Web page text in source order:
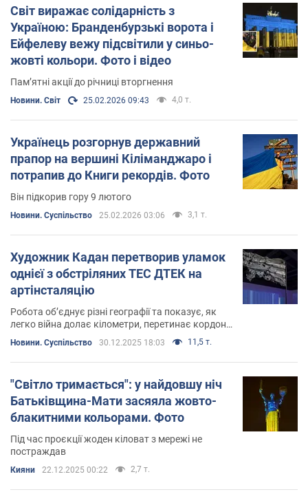
Світ виражає солідарність з
Україною: Бранденбурзькі ворота і
Ейфелеву вежу підсвітили у синьо-
жовті кольори. Фото і відео
Пам’ятні акції до річниці вторгнення
Новини. Світ 25.02.2026 09:43 4,0 т.
Українець розгорнув державний
прапор на вершині Кіліманджаро і
потрапив до Книги рекордів. Фото
Він підкорив гору 9 лютого
Новини. Суспільство 25.02.2026 03:06 3,1 т.
Художник Кадан перетворив уламок
однієї з обстріляних ТЕС ДТЕК на
артінсталяцію
Робота обʼєднує різні географії та показує, як
легко війна долає кілометри, перетинає кордони
та як вона вміє опинитись близько
Новини. Суспільство 30.12.2025 18:03 11,5 т.
"Світло тримається": у найдовшу ніч
Батьківщина-Мати засяяла жовто-
блакитними кольорами. Фото
Під час проєкції жоден кіловат з мережі не
постраждав
Кияни 22.12.2025 00:22 2,7 т.